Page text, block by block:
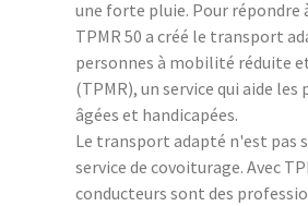
une forte pluie. Pour répondre
TPMR 50 a créé le transport
personnes à mobilité réduite
(TPMR), un service qui aide les
âgées et handicapées.
Le transport adapté n'est pas
service de covoiturage. Avec
conducteurs sont des